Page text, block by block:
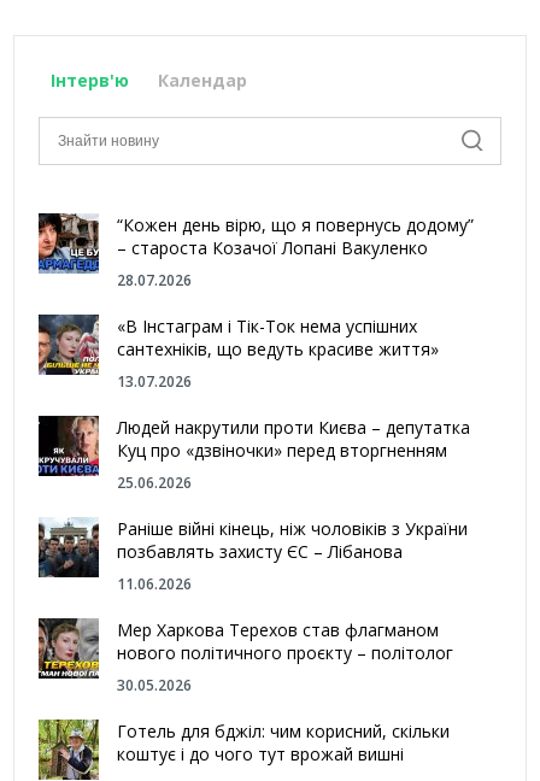
Інтерв'ю Календар
“Кожен день вірю, що я повернусь додому”
– староста Козачої Лопані Вакуленко
28.07.2026
«В Інстаграм і Тік-Ток нема успішних
сантехніків, що ведуть красиве життя»
13.07.2026
Людей накрутили проти Києва – депутатка
Куц про «дзвіночки» перед вторгненням
25.06.2026
Раніше війні кінець, ніж чоловіків з України
позбавлять захисту ЄС – Лібанова
11.06.2026
Мер Харкова Терехов став флагманом
нового політичного проєкту – політолог
30.05.2026
Готель для бджіл: чим корисний, скільки
коштує і до чого тут врожай вишні